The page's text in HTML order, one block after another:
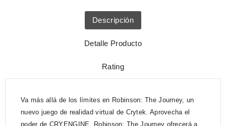
Descripción
Detalle Producto
Rating
Va más allá de los límites en Robinson: The Journey, un
nuevo juego de realidad virtual de Crytek. Aprovecha el
poder de CRYENGINE. Robinson: The Journey ofrecerá a